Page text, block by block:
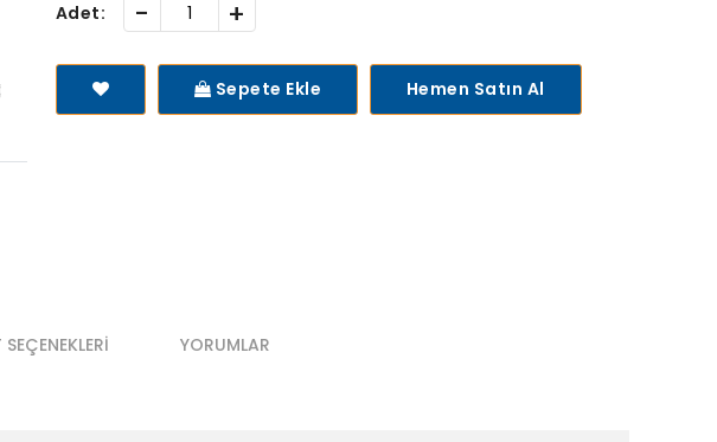
Adet: - +
Sepete Ekle Hemen Satın Al
YORUMLAR